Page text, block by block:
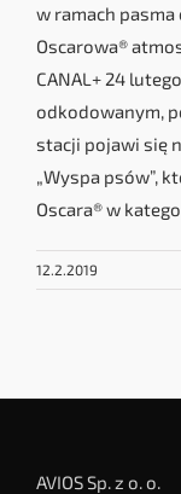
w ramach
Oscarowa®
CANAL+ 24
odkodowanym,
stacji pojawi się
„Wyspa psów”,
Oscara® w
12.2.2019
AVIOS Sp. z o. o.